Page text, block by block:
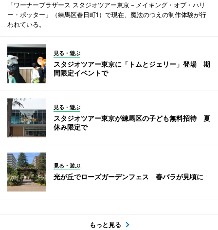
「ワーナーブラザース スタジオツアー東京－メイキング・オブ・ハリ
ー・ポッター」（練馬区春日町1）で現在、魔法のつえの制作体験が行
われている。
見る・遊ぶ
スタジオツアー東京に「トムとジェリー」登場 期
間限定イベントで
見る・遊ぶ
スタジオツアー東京が練馬区の子ども無料招待 夏
休み限定で
見る・遊ぶ
光が丘でローズガーデンフェス 春バラが見頃に
もっと見る